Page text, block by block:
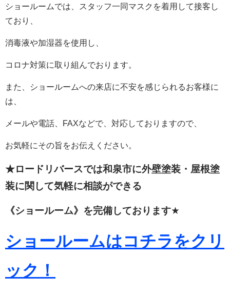
ショールームでは、スタッフ一同マスクを着用して接客し
ており、
消毒液や加湿器を使用し、
コロナ対策に取り組んでおります。
また、ショールームへの来店に不安を感じられるお客様に
は、
メールや電話、FAXなどで、対応しておりますので、
お気軽にその旨をお伝えください。
★ロードリバースでは和泉市に外壁塗装・屋根塗
装に関して気軽に相談ができる
《ショールーム》を完備しております★
ショールームはコチラをクリ
ック！